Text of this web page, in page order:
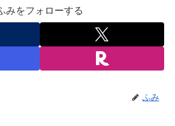
みをフォローする
ふみ